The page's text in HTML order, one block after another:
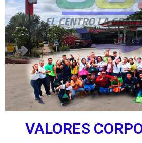
VALORES